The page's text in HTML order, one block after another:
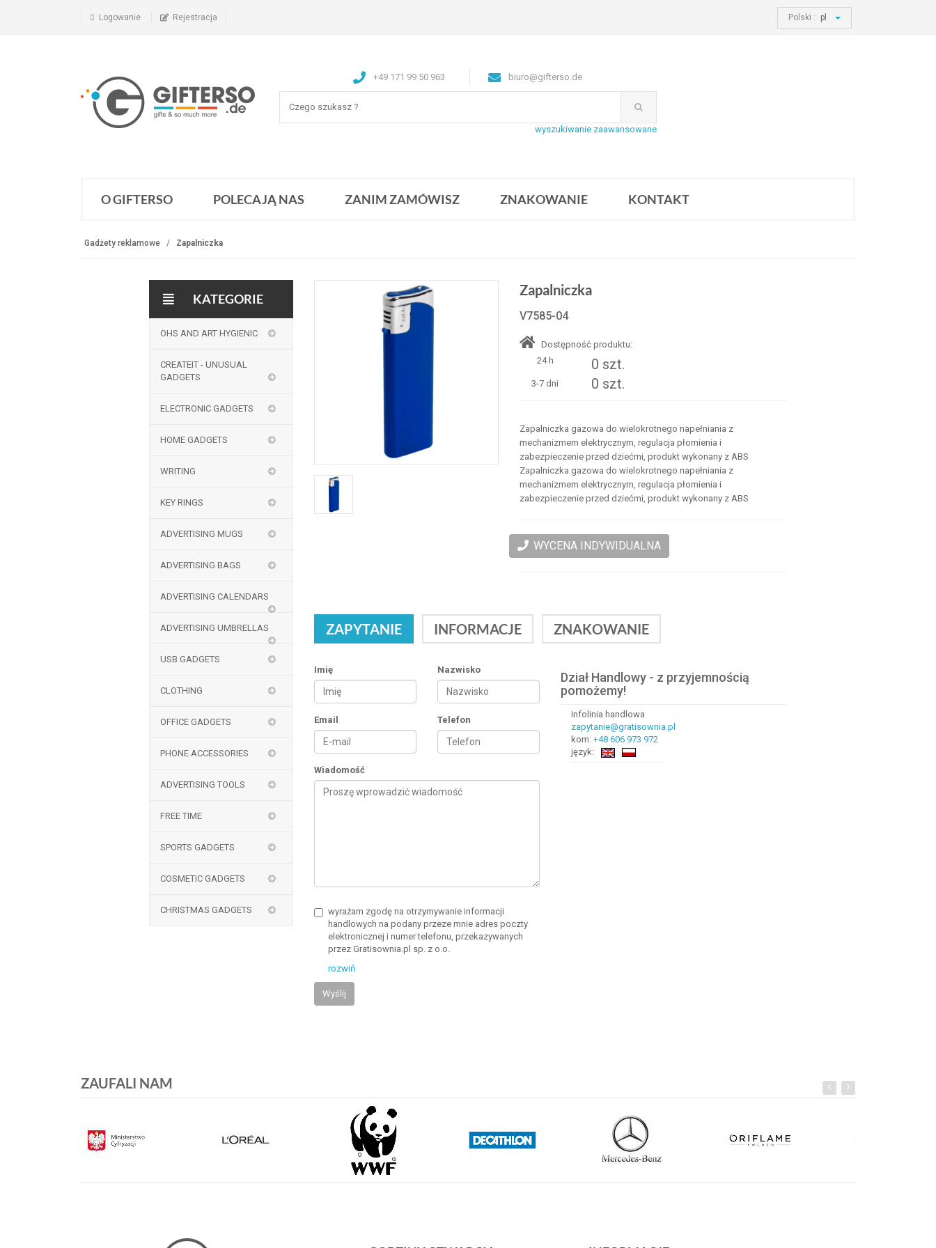
Logowanie Rejestracja Polski : pl
+49 171 99 50 963 biuro@gifterso.de
wyszukiwanie zaawansowane
O GIFTERSO POLECAJĄ NAS ZANIM ZAMÓWISZ ZNAKOWANIE KONTAKT
Gadżety reklamowe Zapalniczka
KATEGORIE
OHS AND ART HYGIENIC
CREATEIT - UNUSUAL
GADGETS
ELECTRONIC GADGETS
HOME GADGETS
WRITING
KEY RINGS
ADVERTISING MUGS
ADVERTISING BAGS
ADVERTISING CALENDARS
ADVERTISING UMBRELLAS
USB GADGETS
CLOTHING
OFFICE GADGETS
PHONE ACCESSORIES
ADVERTISING TOOLS
FREE TIME
SPORTS GADGETS
COSMETIC GADGETS
CHRISTMAS GADGETS
Zapalniczka
V7585-04
Dostępność produktu:
24 h
0 szt.
3-7 dni 0 szt.
Zapalniczka gazowa do wielokrotnego napełniania z
mechanizmem elektrycznym, regulacja płomienia i
zabezpieczenie przed dziećmi, produkt wykonany z ABS
Zapalniczka gazowa do wielokrotnego napełniania z
mechanizmem elektrycznym, regulacja płomienia i
zabezpieczenie przed dziećmi, produkt wykonany z ABS
WYCENA INDYWIDUALNA
ZAPYTANIE INFORMACJE ZNAKOWANIE
Imię Nazwisko
Email Telefon
Wiadomość
wyrażam zgodę na otrzymywanie informacji
handlowych na podany przeze mnie adres poczty
elektronicznej i numer telefonu, przekazywanych
przez Gratisownia.pl sp. z o.o.
rozwiń
Wyślij
Dział Handlowy - z przyjemnością
pomożemy!
Infolinia handlowa
zapytanie@gratisownia.pl
kom:+48 606 973 972
język:
ZAUFALI NAM